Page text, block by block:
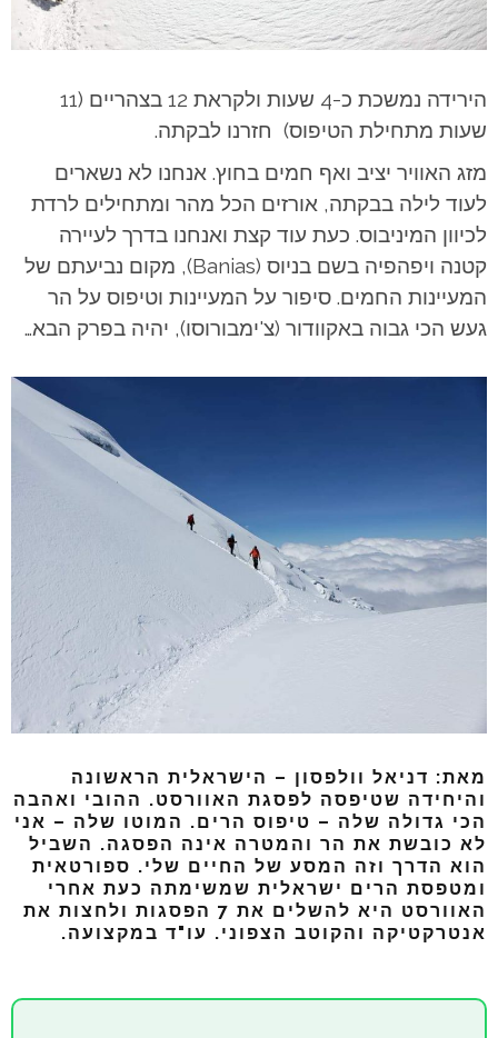
הירידה נמשכת כ-4 שעות ולקראת 12 בצהריים (11
שעות מתחילת הטיפוס) חזרנו לבקתה.
מזג האוויר יציב ואף חמים בחוץ. אנחנו לא נשארים
לעוד לילה בבקתה, אורזים הכל מהר ומתחילים לרדת
לכיוון המיניבוס. כעת עוד קצת ואנחנו בדרך לעיירה
קטנה ויפהפיה בשם בניוס (Banias), מקום נביעתם של
המעיינות החמים. סיפור על המעיינות וטיפוס על הר
געש הכי גבוה באקוודור (צ'ימבורוסו), יהיה בפרק הבא…
מאת: דניאל וולפסון – הישראלית הראשונה
והיחידה שטיפסה לפסגת האוורסט. ההובי ואהבה
הכי גדולה שלה – טיפוס הרים. המוטו שלה – אני
לא כובשת את הר והמטרה אינה הפסגה. השביל
הוא הדרך וזה המסע של החיים שלי. ספורטאית
ומטפסת הרים ישראלית שמשימתה כעת אחרי
האוורסט היא להשלים את 7 הפסגות ולחצות את
אנטרקטיקה והקוטב הצפוני. עו"ד במקצועה.